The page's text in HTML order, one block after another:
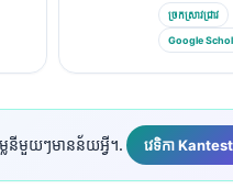
ច្រកស្រាវជ្រាវ
Google
ៃនីមួយៗមានន័យអ្វី។. វេទិកា